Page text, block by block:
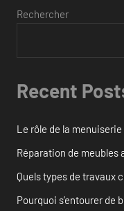
Rechercher
Recent
Le rôle de la
Réparation de meubles
Quels types de travaux
Pourquoi s’entourer de